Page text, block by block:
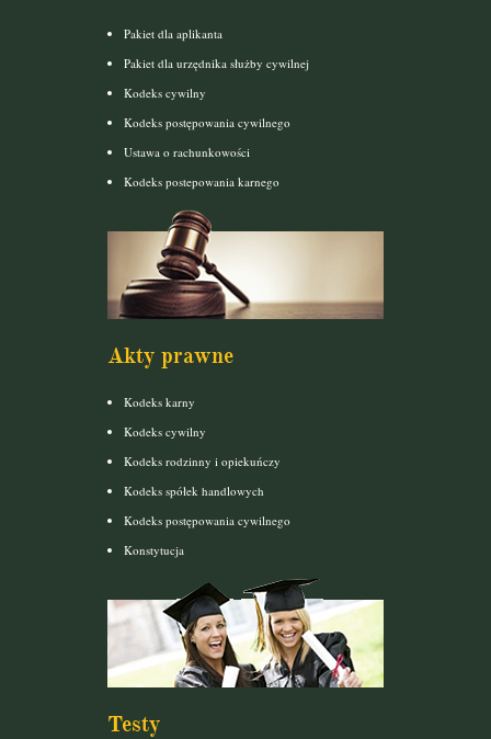
Pakiet dla aplikanta
Pakiet dla urzędnika służby cywilnej
Kodeks cywilny
Kodeks postępowania cywilnego
Ustawa o rachunkowości
Kodeks postepowania karnego
Akty prawne
Kodeks karny
Kodeks cywilny
Kodeks rodzinny i opiekuńczy
Kodeks spółek handlowych
Kodeks postępowania cywilnego
Konstytucja
Testy